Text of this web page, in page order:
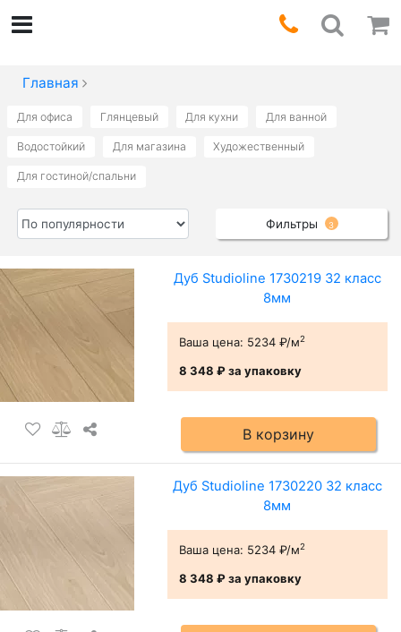
Главная
Для офиса Глянцевый Для кухни Для ванной
Водостойкий Для магазина Художественный
Для гостиной/спальни
Фильтры 3
Дуб Studioline 1730219 32 класс
8мм
Ваша цена: 5234 ₽/м2
8 348 ₽за упаковку
В корзину
Дуб Studioline 1730220 32 класс
8мм
Ваша цена: 5234 ₽/м2
8 348 ₽за упаковку